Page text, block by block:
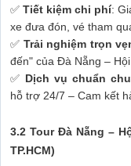
✅Tiết kiệm chi phí:
xe đưa đón, vé tham
✅ Trải nghiệm trọn
đến" của Đà Nẵng –
✅ Dịch vụ chuẩn
hỗ trợ 24/7 – Cam kết
3.2 Tour Đà Nẵng –
TP.HCM)